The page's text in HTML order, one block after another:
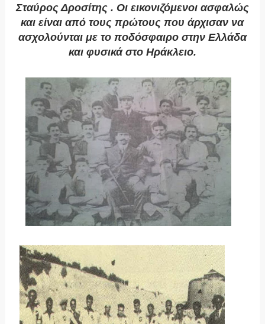
Σταύρος Δροσίτης . Οι εικονιζόμενοι ασφαλώς
και είναι από τους πρώτους που άρχισαν να
ασχολούνται με το ποδόσφαιρο στην Ελλάδα
και φυσικά στο Ηράκλειο.